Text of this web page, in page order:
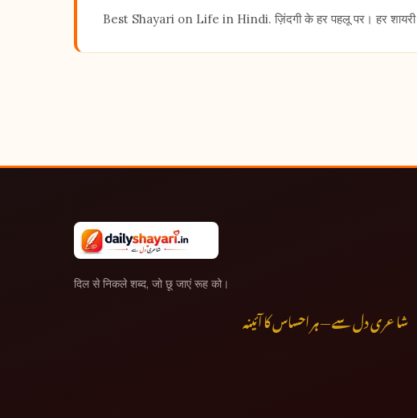
Best Shayari on Life in Hindi. ज़िंदगी के हर पहलू पर। हर शायरी
दिल से निकले शब्द, जो छू जाएं रूह को।
شاعری دل سے — ہر احساس کا آئینہ